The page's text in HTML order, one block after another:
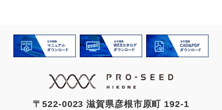
〒522-0023 滋賀県彦根市原町 192-1